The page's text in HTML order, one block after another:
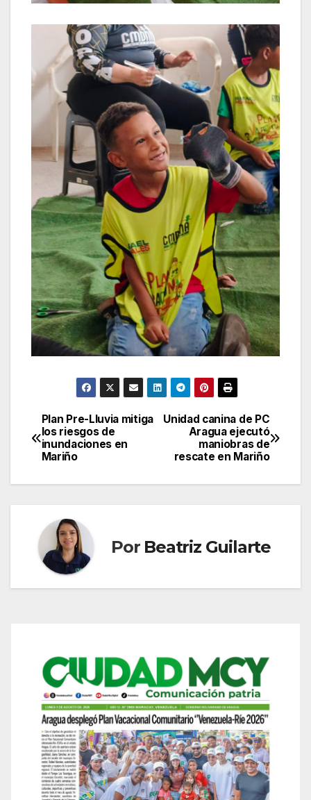
Navegación
de
entradas
Unidad canina de PC
Aragua ejecutó
maniobras de
rescate en Mariño
Plan Pre-Lluvia mitiga
los riesgos de
inundaciones en
Mariño
Por Beatriz Guilarte